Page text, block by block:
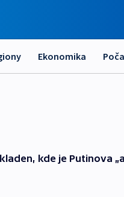
Ekonomika
kde je Putinova